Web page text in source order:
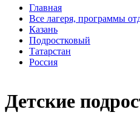
Главная
Все лагеря, программы
Казань
Подростковый
Татарстан
Россия
Детские